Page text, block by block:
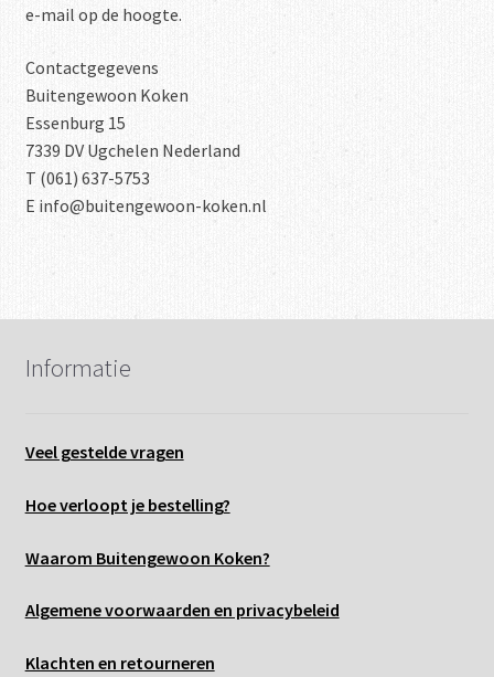
e-mail op de hoogte.
Contactgegevens
Buitengewoon Koken
Essenburg 15
7339 DV Ugchelen Nederland
T (061) 637-5753
E info@buitengewoon-koken.nl
Informatie
Veel gestelde vragen
Hoe verloopt je bestelling?
Waarom Buitengewoon Koken?
Algemene voorwaarden en privacybeleid
Klachten en retourneren